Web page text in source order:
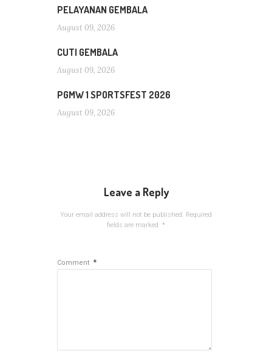
PELAYANAN GEMBALA
August 09, 2026
CUTI GEMBALA
August 09, 2026
PGMW 1 SPORTSFEST 2026
August 09, 2026
Leave a Reply
Your email address will not be published. Required
fields are marked *
Comment *